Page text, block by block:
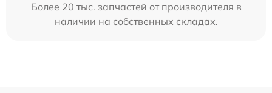
Более 20 тыс. запчастей от производителя в
наличии на собственных складах.